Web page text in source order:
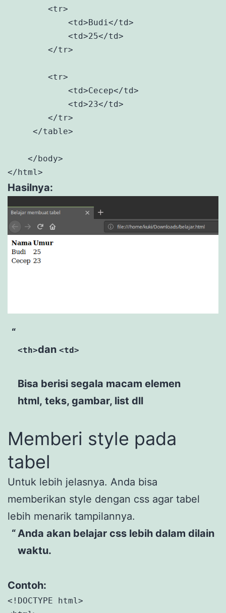
        <tr>
            <td>Budi</td>
            <td>25</td>
        </tr>
        <tr>
            <td>Cecep</td>
            <td>23</td>
        </tr>
     </table>
    </body>
</html>
Hasilnya:
<th>dan <td>
Bisa berisi segala macam elemen
html, teks, gambar, list dll
Memberi style pada
tabel
Untuk lebih jelasnya. Anda bisa
memberikan style dengan css agar tabel
lebih menarik tampilannya.
Anda akan belajar css lebih dalam dilain
waktu.
Contoh:
<!DOCTYPE html>